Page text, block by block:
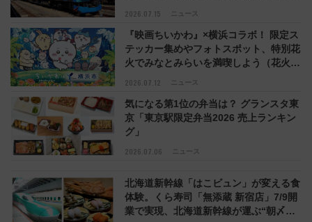
2026.07.15 ニュース
2026.07.12 ニュース
『映画ちいかわ』×横浜コラボ！ 限定ス
テッカー集めやフォトスポット、特別花
火でみなとみらいを満喫しよう（花火鑑
2026.07.06 ニュース
気になる第1位の弁当は？ グランスタ東
京「東京駅限定弁当2026 売上ランキン
グ」
北海道新幹線「はこビュン」が変える食
体験。くら寿司「無添蔵 新宿店」7/9開
業で実現、北海道新幹線が運ぶ“朝〆鮮